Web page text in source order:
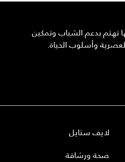
تهتم بدعم الشباب وتمكين
وأسلوب الحياة.
لايف ستايل
صحة ورشاقة